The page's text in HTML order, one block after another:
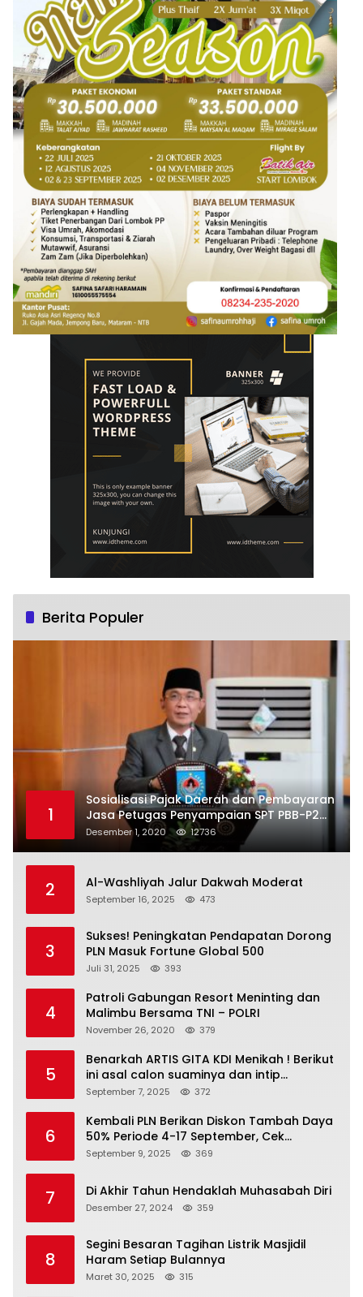
Berita Populer
1
Sosialisasi Pajak Daerah dan Pembayaran
Jasa Petugas Penyampaian SPT PBB-P2
Kota Mataram
Desember 1, 2020 12736
2 Al-Washliyah Jalur Dakwah Moderat
September 16, 2025 473
3
Sukses! Peningkatan Pendapatan Dorong
PLN Masuk Fortune Global 500
Juli 31, 2025 393
4
Patroli Gabungan Resort Meninting dan
Malimbu Bersama TNI – POLRI
November 26, 2020 379
5
Benarkah ARTIS GITA KDI Menikah ! Berikut
ini asal calon suaminya dan intip
undangannya
September 7, 2025 372
6
Kembali PLN Berikan Diskon Tambah Daya
50% Periode 4-17 September, Cek
Ketentuannya!
September 9, 2025 369
7 Di Akhir Tahun Hendaklah Muhasabah Diri
Desember 27, 2024 359
8
Segini Besaran Tagihan Listrik Masjidil
Haram Setiap Bulannya
Maret 30, 2025 315